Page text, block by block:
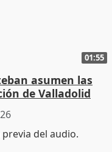
01:55
asumen las
de Valladolid